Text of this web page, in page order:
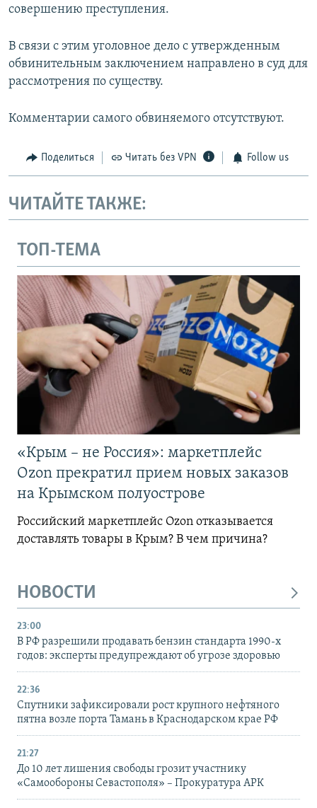
совершению преступления.
В связи с этим уголовное дело с утвержденным
обвинительным заключением направлено в суд для
рассмотрения по существу.
Комментарии самого обвиняемого отсутствуют.
Поделиться Читать без VPN Follow us
ЧИТАЙТЕ ТАКЖЕ:
ТОП-ТЕМА
«Крым – не Россия»: маркетплейс
Ozon прекратил прием новых заказов
на Крымском полуострове
Российский маркетплейс Ozon отказывается
доставлять товары в Крым? В чем причина?
НОВОСТИ
23:00
В РФ разрешили продавать бензин стандарта 1990-х
годов: эксперты предупреждают об угрозе здоровью
22:36
Спутники зафиксировали рост крупного нефтяного
пятна возле порта Тамань в Краснодарском крае РФ
21:27
До 10 лет лишения свободы грозит участнику
«Самообороны Севастополя» – Прокуратура АРК